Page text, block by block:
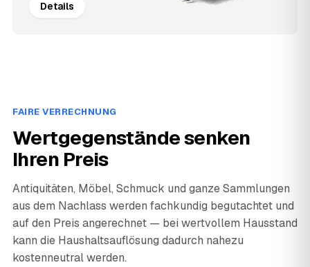
Details
FAIRE VERRECHNUNG
Wertgegenstände senken
Ihren Preis
Antiquitäten, Möbel, Schmuck und ganze Sammlungen
aus dem Nachlass werden fachkundig begutachtet und
auf den Preis angerechnet — bei wertvollem Hausstand
kann die Haushaltsauflösung dadurch nahezu
kostenneutral werden.